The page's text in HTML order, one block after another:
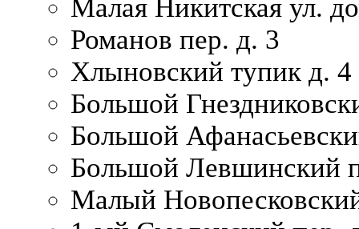
Малая Никитская ул.
Романов пер. д. 3
Хлыновский тупик д. 4
Большой
Большой
Большой Левшинский
Малый